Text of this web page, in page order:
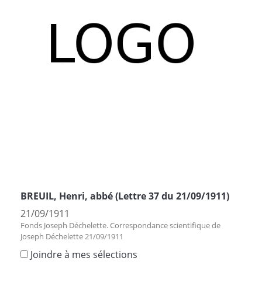
BREUIL, Henri, abbé (Lettre 37 du 21/09/1911)
21/09/1911
Fonds Joseph Déchelette. Correspondance scientifique de
Joseph Déchelette 21/09/1911
Joindre à mes sélections